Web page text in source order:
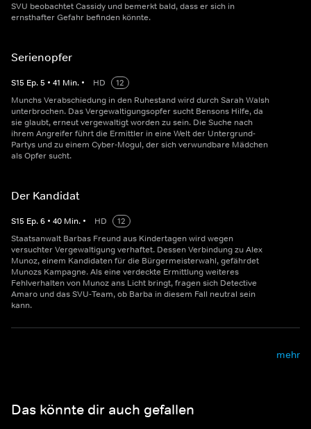
SVU beobachtet Cassidy und bemerkt bald, dass er sich in
ernsthafter Gefahr befinden könnte.
Serienopfer
S15 Ep.5 • 41 Min. • HD
12
Munchs Verabschiedung in den Ruhestand wird durch Sarah Walsh
unterbrochen. Das Vergewaltigungsopfer sucht Bensons Hilfe, da
sie glaubt, erneut vergewaltigt worden zu sein. Die Suche nach
ihrem Angreifer führt die Ermittler in eine Welt der Untergrund-
Partys und zu einem Cyber-Mogul, der sich verwundbare Mädchen
als Opfer sucht.
Der Kandidat
S15 Ep.6 • 40 Min. • HD
12
Staatsanwalt Barbas Freund aus Kindertagen wird wegen
versuchter Vergewaltigung verhaftet. Dessen Verbindung zu Alex
Munoz, einem Kandidaten für die Bürgermeisterwahl, gefährdet
Munozs Kampagne. Als eine verdeckte Ermittlung weiteres
Fehlverhalten von Munoz ans Licht bringt, fragen sich Detective
Amaro und das SVU-Team, ob Barba in diesem Fall neutral sein
kann.
mehr
Das könnte dir auch gefallen